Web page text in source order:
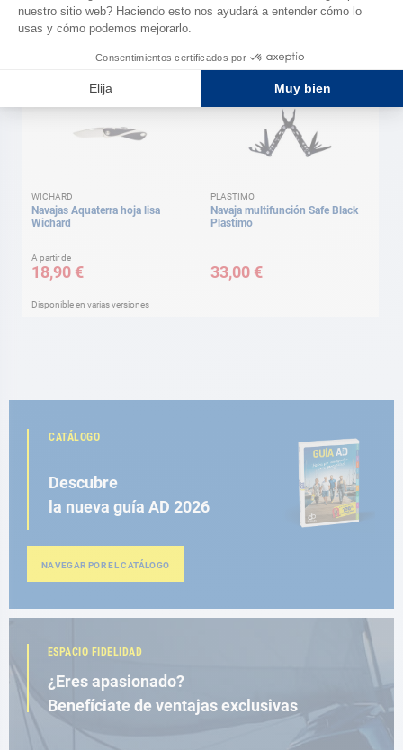
13,60 €
A partir de
Disponible en varias versiones
WICHARD
Navajas Aquaterra hoja lisa
Wichard
A partir de
18,90 €
Disponible en varias versiones
PLASTIMO
Navaja multifunción Safe Black
Plastimo
33,00 €
CATÁLOGO
Descubre
la nueva guía AD 2026
NAVEGAR POR EL CATÁLOGO
ESPACIO FIDELIDAD
¿Eres apasionado?
Benefíciate de ventajas exclusivas